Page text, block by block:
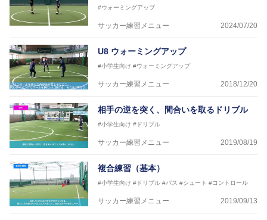
#ウォーミングアップ
サッカー練習メニュー 2024/07/20
U8 ウォーミングアップ
#小学生向け #ウォーミングアップ
サッカー練習メニュー 2018/12/20
相手の逆を突く、間合いを取るドリブル
#小学生向け #ドリブル
サッカー練習メニュー 2019/08/19
複合練習（基本）
#小学生向け #ドリブル #パス #シュート #コントロール
サッカー練習メニュー 2019/09/13